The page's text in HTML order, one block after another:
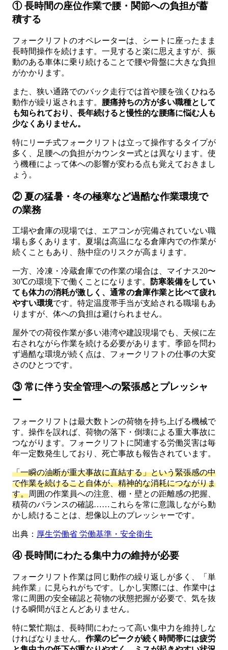
① 長時間の座位作業で腰・関節への負担が蓄
積する
フォークリフトのオペレーターは、シートに座ったまま
長時間操作を続けます。一見すると楽に思えますが、振
動のある車体に乗り続けることで腰や骨盤に大きな負担
がかかります。
また、狭い通路でのバック走行では首や腰を強くひねる
動作が繰り返されます。 腰痛持ちの方が多い職種として
も知られており、長年続けると慢性的な腰痛に悩む人も
少なくありません。
特にリーチ式フォークリフトは立って操作するタイプが
多く、足腰への負担がカウンター式とは異なります。使
う機種によって体への影響が変わる点も覚えておきまし
ょう。
② 夏の猛暑・冬の極寒など過酷な作業環境で
の業務
工場や倉庫の現場では、エアコンが完備されていない職
場も多くあります。夏場は高温になる倉庫内での作業が
続くこともあり、熱中症のリスクが高まります。
一方、冷凍・冷蔵倉庫での作業の場合は、マイナス20〜
30℃の環境下で働くことになります。
防寒装備をしてい
ても体力の消耗が激しく、通常の倉庫作業と比べて疲れ
やすい環境です。特定温度帯手当が支給される職場もあ
りますが、体への負担は避けられません。
屋外での荷役作業が多い港湾や建設現場でも、天候に左
右されながら作業を続ける必要があります。季節を問わ
ず過酷な環境が続く点は、フォークリフトの仕事の大変
さのひとつです。
③ 常に伴う安全管理への緊張感とプレッシャ
ー
フォークリフトは最大数トンの荷物を持ち上げる機械で
す。操作を誤れば、荷物の落下・倒壊による重大事故に
つながります。フォークリフトに関連する労働災害は毎
年一定数発生しており、死亡事故も報告されています。
「一瞬の油断が重大事故に直結する」という緊張感の中
で作業を続けること自体が、精神的な消耗につながりま
す。周囲の作業員への注意、棚・壁との距離感の把握、
積荷のバランスの確認……これらを常に意識しながら動
かし続けることは、想像以上のプレッシャーです。
出典： 厚生労働省 労働基準・安全衛生
④ 長時間にわたる集中力の維持が必要
フォークリフト作業は同じ動作の繰り返しが多く、「単
純作業」に見られがちです。しかし実際には、作業中は
常に周囲の安全確認と荷物の状態把握が必要で、気を抜
ける瞬間がほとんどありません。
特に繁忙期は、長時間にわたって高い集中力を維持しな
ければなりません。 作業のピークが続く時間帯には疲労